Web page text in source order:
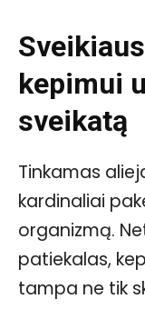
kepimui
sveikatą
Tinkamas
kardinaliai
organizmą.
patiekalas,
tampa ne tik